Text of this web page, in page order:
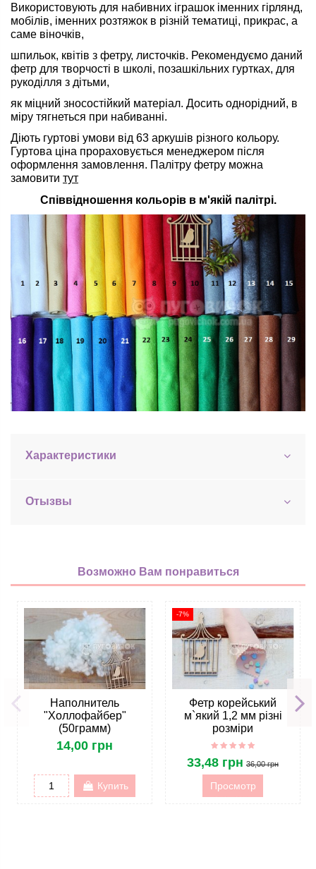
Використовують для набивних іграшок іменних гірлянд,
мобілів, іменних розтяжок в різній тематиці, прикрас, а
саме віночків,
шпильок, квітів з фетру, листочків. Рекомендуємо даний
фетр для творчості в школі, позашкільних гуртках, для
рукоділля з дітьми,
як міцний зносостійкий матеріал. Досить однорідний, в
міру тягнеться при набиванні.
Діють гуртові умови від 63 аркушів різного кольору.
Гуртова ціна прораховується менеджером після
оформлення замовлення. Палітру фетру можна
замовити тут
Співвідношення кольорів в м'якій палітрі.
Характеристики
Отызвы
Возможно Вам понравиться
Наполнитель
"Холлофайбер"
(50грамм)
14,00 грн
Купить
-7%
Фетр корейський
м`який 1,2 мм різні
розміри
33,48 грн 36,00 грн
Просмотр